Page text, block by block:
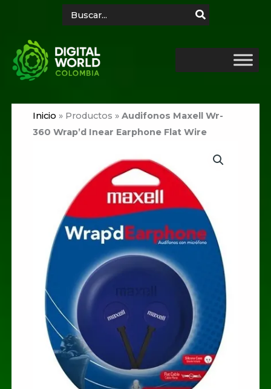
contenido
for:
Inicio » Productos »Audifonos Maxell Wr-
360 Wrap’d Inear Earphone Flat Wire
Earphone
Flat
Wire
cantidad